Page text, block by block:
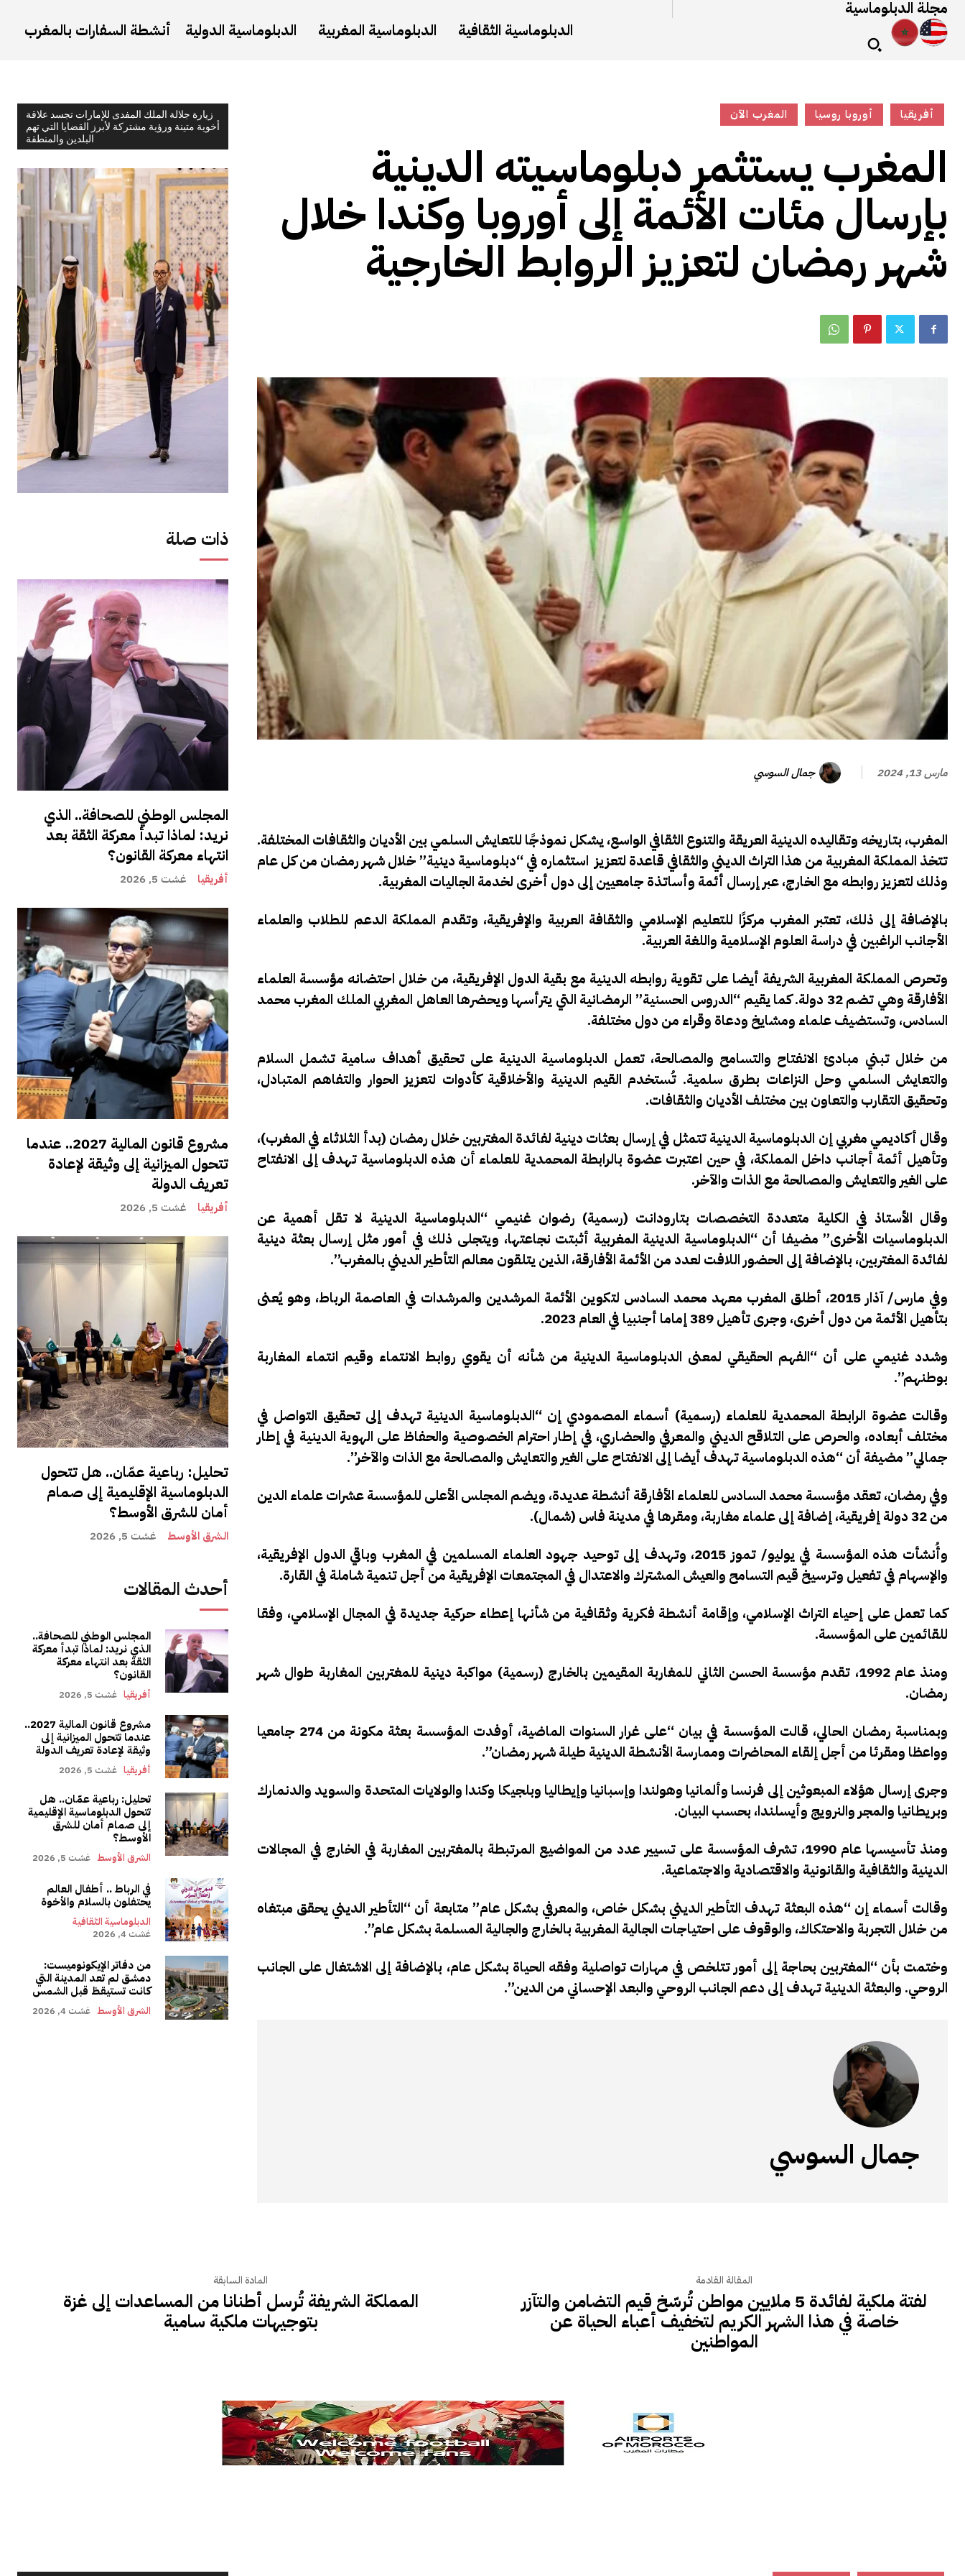
مجلة الدبلوماسية
الدبلوماسية الثقافية
الدبلوماسية المغربية الدبلوماسية الدولية أنشطة السفارات بالمغرب
زيارة جلالة الملك المفدى للإمارات تجسد علاقة
أخوية متينة ورؤية مشتركة لأبرز القضايا التي تهم
البلدين والمنطقة
ذات صلة
المجلس الوطني للصحافة.. الذي
نريد: لماذا تبدأ معركة الثقة بعد
انتهاء معركة القانون؟
أفريقيا غشت 5, 2026
مشروع قانون المالية 2027.. عندما
تتحول الميزانية إلى وثيقة لإعادة
تعريف الدولة
أفريقيا غشت 5, 2026
تحليل: رباعية عمّان.. هل تتحول
الدبلوماسية الإقليمية إلى صمام
أمان للشرق الأوسط؟
الشرق الأوسط غشت 5, 2026
أحدث المقالات
المجلس الوطني للصحافة..
الذي نريد: لماذا تبدأ معركة
الثقة بعد انتهاء معركة
القانون؟
أفريقيا غشت 5, 2026
مشروع قانون المالية 2027..
عندما تتحول الميزانية إلى
وثيقة لإعادة تعريف الدولة
أفريقيا غشت 5, 2026
تحليل: رباعية عمّان.. هل
تتحول الدبلوماسية الإقليمية
إلى صمام أمان للشرق
الأوسط؟
الشرق الأوسط غشت 5, 2026
في الرباط .. أطفال العالم
يحتفلون بالسلام والأخوة
الدبلوماسية الثقافية
غشت 4, 2026
من دفاتر الإيكونوميست:
دمشق لم تعد المدينة التي
كانت تستيقظ قبل الشمس
الشرق الأوسط غشت 4, 2026
أفريقيا أوروبا روسيا المغرب الآن
المغرب يستثمر دبلوماسيته الدينية
بإرسال مئات الأئمة إلى أوروبا وكندا خلال
شهر رمضان لتعزيز الروابط الخارجية
مارس 13, 2024 جمال السوسي
المغرب، بتاريخه وتقاليده الدينية العريقة والتنوع الثقافي الواسع، يشكل نموذجًا للتعايش السلمي بين الأديان والثقافات المختلفة.
تتخذ المملكة المغربية من هذا التراث الديني والثقافي قاعدة لتعزيز استثماره في “دبلوماسية دينية” خلال شهر رمضان من كل عام
وذلك لتعزيز روابطه مع الخارج، عبر إرسال أئمة وأساتذة جامعيين إلى دول أخرى لخدمة الجاليات المغربية.
بالإضافة إلى ذلك، تعتبر المغرب مركزًا للتعليم الإسلامي والثقافة العربية والإفريقية، وتقدم المملكة الدعم للطلاب والعلماء
الأجانب الراغبين في دراسة العلوم الإسلامية واللغة العربية.
وتحرص المملكة المغربية الشريفة أيضا على تقوية روابطه الدينية مع بقية الدول الإفريقية، من خلال احتضانه مؤسسة العلماء
الأفارقة وهي تضم 32 دولة. كما يقيم “الدروس الحسنية” الرمضانية التي يترأسها ويحضرها العاهل المغربي الملك المغرب محمد
السادس، وتستضيف علماء ومشايخ ودعاة وقراء من دول مختلفة.
من خلال تبني مبادئ الانفتاح والتسامح والمصالحة، تعمل الدبلوماسية الدينية على تحقيق أهداف سامية تشمل السلام
والتعايش السلمي وحل النزاعات بطرق سلمية. تُستخدم القيم الدينية والأخلاقية كأدوات لتعزيز الحوار والتفاهم المتبادل،
وتحقيق التقارب والتعاون بين مختلف الأديان والثقافات.
وقال أكاديمي مغربي إن الدبلوماسية الدينية تتمثل في إرسال بعثات دينية لفائدة المغتربين خلال رمضان (بدأ الثلاثاء في المغرب)،
وتأهيل أئمة أجانب داخل المملكة، في حين اعتبرت عضوة بالرابطة المحمدية للعلماء أن هذه الدبلوماسية تهدف إلى الانفتاح
على الغير والتعايش والمصالحة مع الذات والآخر.
وقال الأستاذ في الكلية متعددة التخصصات بتارودانت (رسمية) رضوان غنيمي “الدبلوماسية الدينية لا تقل أهمية عن
الدبلوماسيات الأخرى” مضيفا أن “الدبلوماسية الدينية المغربية أثبتت نجاعتها، ويتجلى ذلك في أمور مثل إرسال بعثة دينية
لفائدة المغتربين، بالإضافة إلى الحضور اللافت لعدد من الأئمة الأفارقة، الذين يتلقون معالم التأطير الديني بالمغرب”.
وفي مارس/ آذار 2015، أطلق المغرب معهد محمد السادس لتكوين الأئمة المرشدين والمرشدات في العاصمة الرباط، وهو يُعنى
بتأهيل الأئمة من دول أخرى، وجرى تأهيل 389 إماما أجنبيا في العام 2023.
وشدد غنيمي على أن “الفهم الحقيقي لمعنى الدبلوماسية الدينية من شأنه أن يقوي روابط الانتماء وقيم انتماء المغاربة
بوطنهم”.
وقالت عضوة الرابطة المحمدية للعلماء (رسمية) أسماء المصمودي إن “الدبلوماسية الدينية تهدف إلى تحقيق التواصل في
مختلف أبعاده، والحرص على التلاقح الديني والمعرفي والحضاري، في إطار احترام الخصوصية والحفاظ على الهوية الدينية في إطار
جمالي” مضيفة أن “هذه الدبلوماسية تهدف أيضا إلى الانفتاح على الغير والتعايش والمصالحة مع الذات والآخر”.
وفي رمضان، تعقد مؤسسة محمد السادس للعلماء الأفارقة أنشطة عديدة، ويضم المجلس الأعلى للمؤسسة عشرات علماء الدين
من 32 دولة إفريقية، إضافة إلى علماء مغاربة، ومقرها في مدينة فاس (شمال).
وأُنشأت هذه المؤسسة في يوليو/ تموز 2015، وتهدف إلى توحيد جهود العلماء المسلمين في المغرب وباقي الدول الإفريقية،
والإسهام في تفعيل وترسيخ قيم التسامح والعيش المشترك والاعتدال في المجتمعات الإفريقية من أجل تنمية شاملة في القارة.
كما تعمل على إحياء التراث الإسلامي، وإقامة أنشطة فكرية وثقافية من شأنها إعطاء حركية جديدة في المجال الإسلامي، وفقا
للقائمين على المؤسسة.
ومنذ عام 1992، تقدم مؤسسة الحسن الثاني للمغاربة المقيمين بالخارج (رسمية) مواكبة دينية للمغتربين المغاربة طوال شهر
رمضان.
وبمناسبة رمضان الحالي، قالت المؤسسة في بيان “على غرار السنوات الماضية، أوفدت المؤسسة بعثة مكونة من 274 جامعيا
وواعظا ومقرئا من أجل إلقاء المحاضرات وممارسة الأنشطة الدينية طيلة شهر رمضان”.
وجرى إرسال هؤلاء المبعوثين إلى فرنسا وألمانيا وهولندا وإسبانيا وإيطاليا وبلجيكا وكندا والولايات المتحدة والسويد والدنمارك
وبريطانيا والمجر والنرويج وأيسلندا، بحسب البيان.
ومنذ تأسيسها عام 1990، تشرف المؤسسة على تسيير عدد من المواضيع المرتبطة بالمغتربين المغاربة في الخارج في المجالات
الدينية والثقافية والقانونية والاقتصادية والاجتماعية.
وقالت أسماء إن “هذه البعثة تهدف التأطير الديني بشكل خاص، والمعرفي بشكل عام” متابعة أن “التأطير الديني يحقق مبتغاه
من خلال التجربة والاحتكاك، والوقوف على احتياجات الجالية المغربية بالخارج والجالية المسلمة بشكل عام”.
وختمت بأن “المغتربين بحاجة إلى أمور تتلخص في مهارات تواصلية وفقه الحياة بشكل عام، بالإضافة إلى الاشتغال على الجانب
الروحي. والبعثة الدينية تهدف إلى دعم الجانب الروحي والبعد الإحساني من الدين”.
جمال السوسي
المادة السابقة
المملكة الشريفة تُرسل أطنانا من المساعدات إلى غزة
بتوجيهات ملكية سامية
المقالة القادمة
لفتة ملكية لفائدة 5 ملايين مواطن تُرسّخ قيم التضامن والتآزر
خاصة في هذا الشهر الكريم لتخفيف أعباء الحياة عن
المواطنين